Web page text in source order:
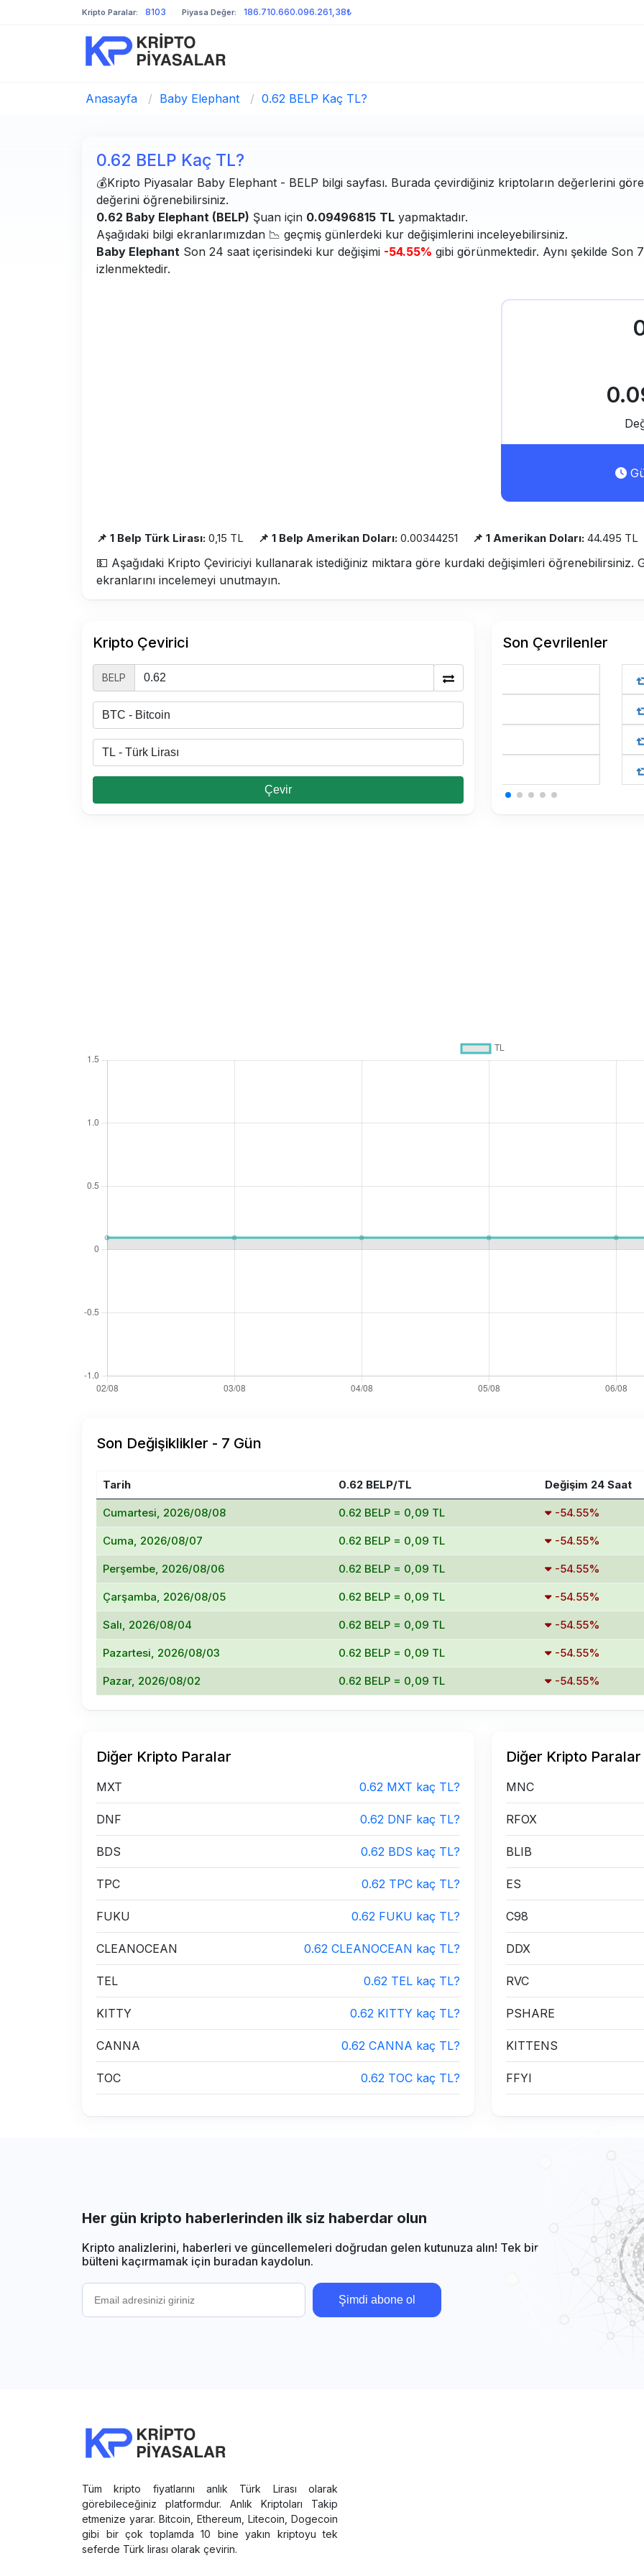
Kripto Paralar: 8103 Piyasa Değer: 186.710.660.096.261,38₺
Anasayfa / Baby Elephant / 0.62 BELP Kaç TL?
0.62 BELP Kaç TL?
💰Kripto Piyasalar Baby Elephant - BELP bilgi sayfası. Burada çevirdiğiniz kriptoların değerlerini
değerini öğrenebilirsiniz.
0.62 Baby Elephant (BELP) Şuan için 0.09496815 TL yapmaktadır.
Aşağıdaki bilgi ekranlarımızdan 📉 geçmiş günlerdeki kur değişimlerini inceleyebilirsiniz.
Baby Elephant Son 24 saat içerisindeki kur değişimi -54.55% gibi görünmektedir. Aynı şekilde Son
izlenmektedir.
📌 1 Belp Türk Lirası: 0,15 TL 📌 1 Belp Amerikan Doları: 0.00344251 📌 1 Amerikan Doları: 44.495 TL
💵 Aşağıdaki Kripto Çeviriciyi kullanarak istediğiniz miktara göre kurdaki değişimleri öğrenebilirsiniz.
ekranlarını incelemeyi unutmayın.
Kripto Çevirici
BELP
Çevir
Son Çevrilenler
Son Değişiklikler - 7 Gün
Tarih 0.62 BELP/TL Değişim 24 Saat
Cumartesi, 2026/08/08 0.62 BELP = 0,09 TL -54.55%
Cuma, 2026/08/07 0.62 BELP = 0,09 TL -54.55%
Perşembe, 2026/08/06 0.62 BELP = 0,09 TL -54.55%
Çarşamba, 2026/08/05 0.62 BELP = 0,09 TL -54.55%
Salı, 2026/08/04 0.62 BELP = 0,09 TL -54.55%
Pazartesi, 2026/08/03 0.62 BELP = 0,09 TL -54.55%
Pazar, 2026/08/02 0.62 BELP = 0,09 TL -54.55%
Diğer Kripto Paralar
MXT 0.62 MXT kaç TL?
DNF 0.62 DNF kaç TL?
BDS 0.62 BDS kaç TL?
TPC 0.62 TPC kaç TL?
FUKU 0.62 FUKU kaç TL?
CLEANOCEAN 0.62 CLEANOCEAN kaç TL?
TEL 0.62 TEL kaç TL?
KITTY 0.62 KITTY kaç TL?
CANNA 0.62 CANNA kaç TL?
TOC 0.62 TOC kaç TL?
Diğer Kripto Paralar
MNC
RFOX
BLIB
ES
C98
DDX
RVC
PSHARE
KITTENS
FFYI
Her gün kripto haberlerinden ilk siz haberdar olun
Kripto analizlerini, haberleri ve güncellemeleri doğrudan gelen kutunuza alın! Tek bir
bülteni kaçırmamak için buradan kaydolun.
Şimdi abone ol
Tüm kripto fiyatlarını anlık Türk Lirası olarak
görebileceğiniz platformdur. Anlık Kriptoları Takip
etmenize yarar. Bitcoin, Ethereum, Litecoin, Dogecoin
gibi bir çok toplamda 10 bine yakın kriptoyu tek
seferde Türk lirası olarak çevirin.